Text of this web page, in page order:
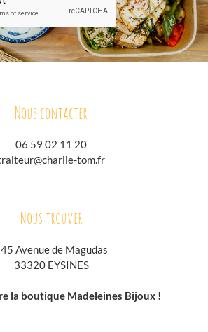
Nous contacter
06 59 02 11 20
tom.fr
Nous trouver
Avenue de Magudas
33320 EYSINES
la boutique Madeleines Bijoux !